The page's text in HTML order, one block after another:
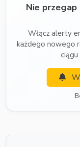
Nie
Włącz alerty
każdego nowego